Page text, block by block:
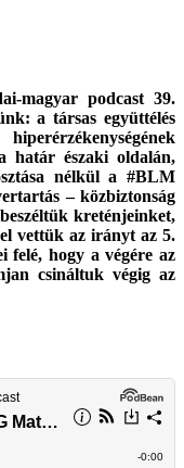
magyar podcast 39.
a társas együttélés
határ északi oldalán,
nélkül a #BLM
– közbiztonság
kreténjeinket,
vettük az irányt az 5.
felé, hogy a végére az
csináltuk végig az